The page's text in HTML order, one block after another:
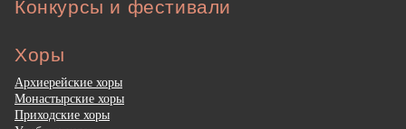
Конкурсы и фестивали
Хоры
Архиерейские хоры
Монастырские хоры
Приходские хоры